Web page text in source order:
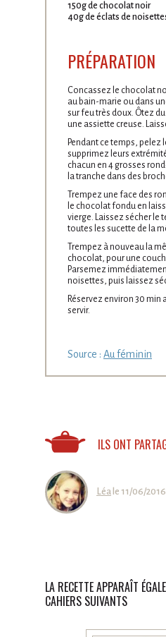
150g de chocolat noir
40g de éclats de
PRÉPARATION
Concassez le chocolat
au bain-marie ou dans
sur feu très doux. Ôtez
une assiette creuse.
Pendant ce temps, pelez
supprimez leurs
chacun en 4 grosses
la tranche dans des
Trempez une face des
le chocolat fondu en
vierge. Laissez sécher le
toutes les sucette de la
Trempez à nouveau la
chocolat, pour une
Parsemez
noisettes, puis laissez
Réservez environ 30 min
servir.
Source : Au féminin
ILS ONT
Léa le 11/06/2016
LA RECETTE APPARAÎT
CAHIERS SUIVANTS